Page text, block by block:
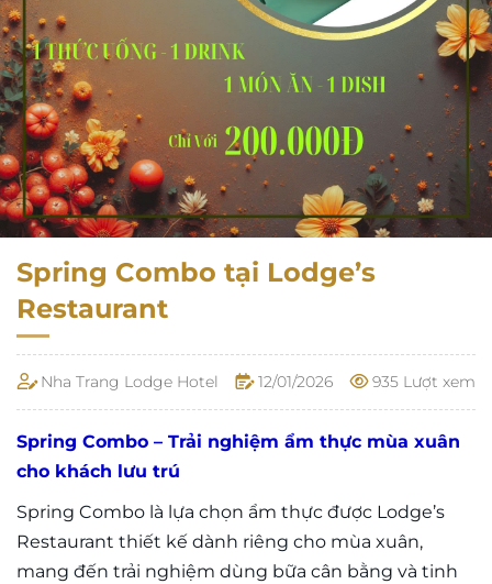
Spring Combo tại Lodge’s
Restaurant
Nha Trang Lodge Hotel 12/01/2026 935 Lượt xem
Spring Combo – Trải nghiệm ẩm thực mùa xuân
cho khách lưu trú
Spring Combo là lựa chọn ẩm thực được Lodge’s
Restaurant thiết kế dành riêng cho mùa xuân,
mang đến trải nghiệm dùng bữa cân bằng và tinh